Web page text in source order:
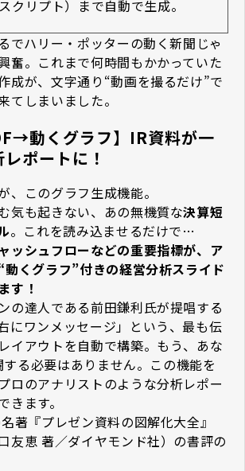
クリプト）まで自動で生成。
でハリー・ポッターの動く新聞じゃ
奮。これまで何時間もかかっていた
成が、文字通り“動画を撮るだけ”で
てしまいました。
動くグラフ】IR資料が一
ポートに！
、このグラフ生成機能。
気も起きない、あの無機質な決算短
。これを読み込ませるだけで…
ッシュフローなどの重要指標が、ア
動くグラフ”付きの経営分析スライド
す！
の達人である前田鎌利氏が提唱する
にワンメッセージ」という、最も伝
イアウトを自動で構築。もう、あな
る必要はありません。この機能を
ロのアナリストのような分析レポー
きます。
名著『プレゼン資料の図解化大全』
友恵 著／ダイヤモンド社）の書評の